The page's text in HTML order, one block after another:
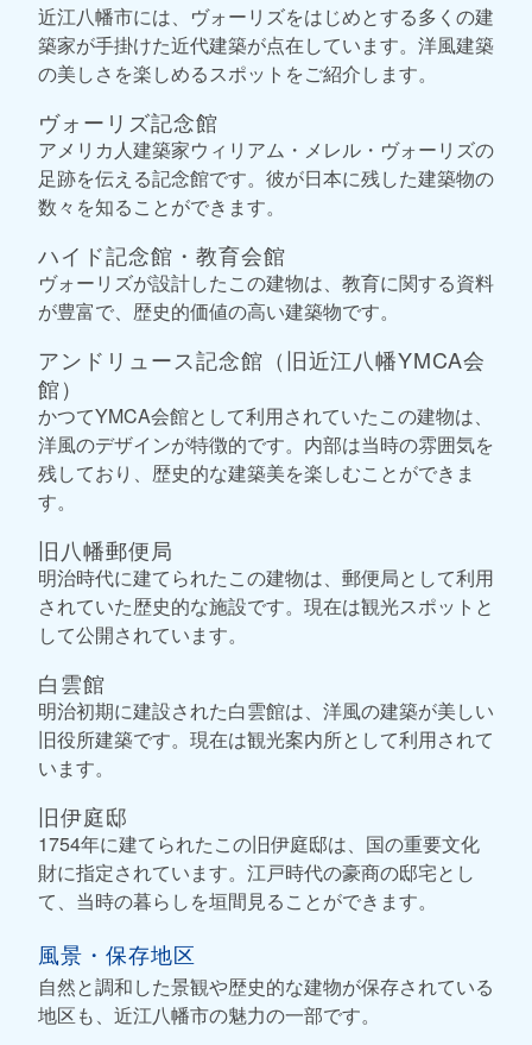
近江八幡市には、ヴォーリズをはじめとする多くの建
築家が手掛けた近代建築が点在しています。洋風建築
の美しさを楽しめるスポットをご紹介します。
ヴォーリズ記念館
アメリカ人建築家ウィリアム・メレル・ヴォーリズの
足跡を伝える記念館です。彼が日本に残した建築物の
数々を知ることができます。
ハイド記念館・教育会館
ヴォーリズが設計したこの建物は、教育に関する資料
が豊富で、歴史的価値の高い建築物です。
アンドリュース記念館（旧近江八幡YMCA会
館）
かつてYMCA会館として利用されていたこの建物は、
洋風のデザインが特徴的です。内部は当時の雰囲気を
残しており、歴史的な建築美を楽しむことができま
す。
旧八幡郵便局
明治時代に建てられたこの建物は、郵便局として利用
されていた歴史的な施設です。現在は観光スポットと
して公開されています。
白雲館
明治初期に建設された白雲館は、洋風の建築が美しい
旧役所建築です。現在は観光案内所として利用されて
います。
旧伊庭邸
1754年に建てられたこの旧伊庭邸は、国の重要文化
財に指定されています。江戸時代の豪商の邸宅とし
て、当時の暮らしを垣間見ることができます。
風景・保存地区
自然と調和した景観や歴史的な建物が保存されている
地区も、近江八幡市の魅力の一部です。